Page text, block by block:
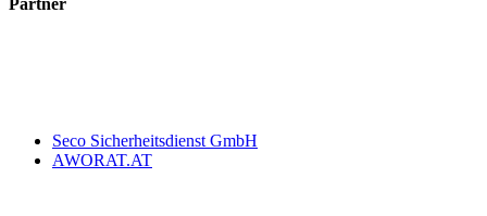
Seco Sicherheitsdienst GmbH
AWORAT.AT